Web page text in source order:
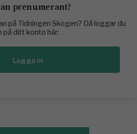
prenumerant?
på Tidningen Skogen? Då loggar du
på ditt konto här:
Logga in